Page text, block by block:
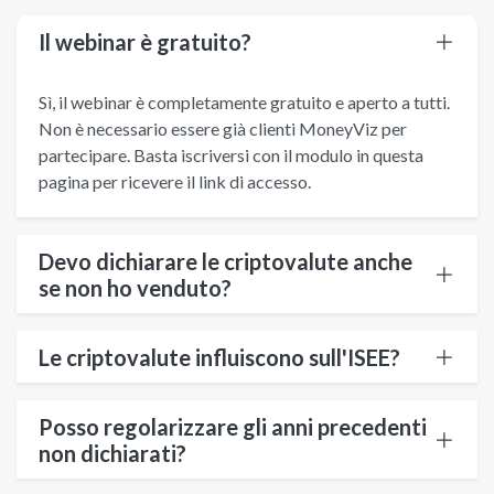
Il webinar è gratuito?
Sì, il webinar è completamente gratuito e aperto a tutti.
Non è necessario essere già clienti MoneyViz per
partecipare. Basta iscriversi con il modulo in questa
pagina per ricevere il link di accesso.
Devo dichiarare le criptovalute anche
se non ho venduto?
Le criptovalute influiscono sull'ISEE?
Posso regolarizzare gli anni precedenti
non dichiarati?